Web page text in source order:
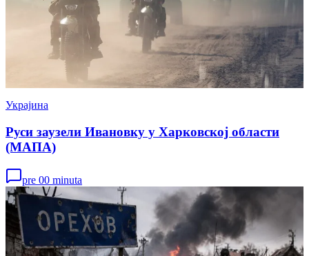
Украјина
Руси заузели Ивановку у Харковској области
(МАПА)
pre 00 minuta